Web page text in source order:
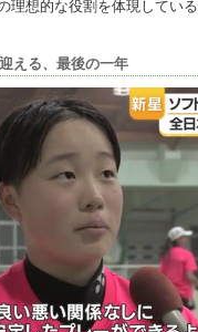
理想的な役割を体現している
える、最後の一年